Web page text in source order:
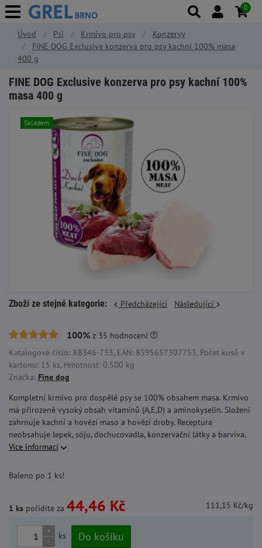
Úvod Psi Krmivo pro psy
Konzervy
FINE DOG Exclusive konzerva pro psy kachní 100% masa
400 g
FINE DOG Exclusive konzerva pro psy kachní 100%
masa 400 g
Skladem
Zboží ze stejné kategorie: Předcházející Následující
100% z 35 hodnocení
Katalogové číslo: XB346-753, EAN: 8595657307753, Počet kusů v
kartonu: 15 ks, Hmotnost: 0.500 kg
Značka: Fine dog
Kompletní krmivo pro dospělé psy se 100% obsahem masa. Krmivo
má přirozeně vysoký obsah vitamínů (A,E,D) a aminokyselin. Složení
zahrnuje kachní a hovězí maso a hovězí droby. Receptura
neobsahuje lepek, sóju, dochucovadla, konzervační látky a barviva.
Více informací
Baleno po 1 ks!
1 ks pořídíte za 44,46 Kč 111,15 Kč/kg
+
-
ks Do košíku
0